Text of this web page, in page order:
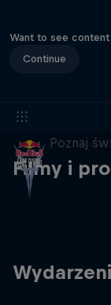
Want to see
Continue
Filmy i
Poznaj